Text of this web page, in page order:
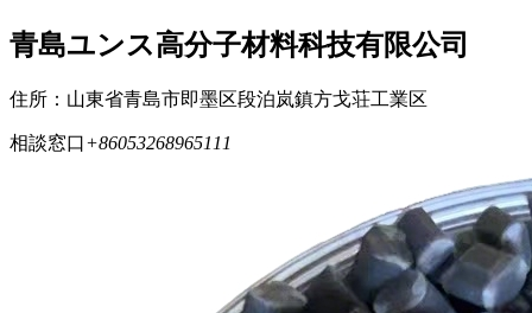
青島ユンス高分子材料科技有限公司
住所：山東省青島市即墨区段泊岚鎮方戈荘工業区
相談窓口+86053268965111